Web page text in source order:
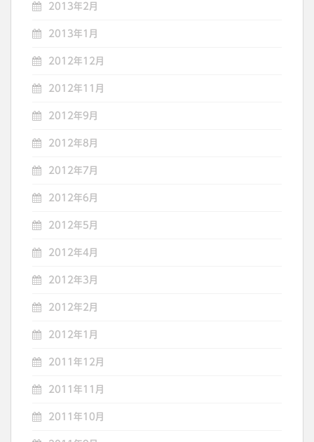
2013年2月
2013年1月
2012年12月
2012年11月
2012年9月
2012年8月
2012年7月
2012年6月
2012年5月
2012年4月
2012年3月
2012年2月
2012年1月
2011年12月
2011年11月
2011年10月